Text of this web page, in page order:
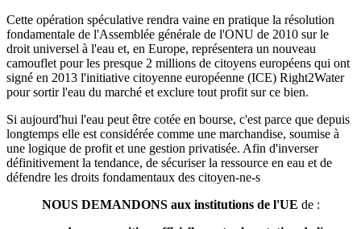
Cette opération spéculative rendra vaine en pratique la résolution
fondamentale de l'Assemblée générale de l'ONU de 2010 sur le
droit universel à l'eau et, en Europe, représentera un nouveau
camouflet pour les presque 2 millions de citoyens européens qui ont
signé en 2013 l'initiative citoyenne européenne (ICE) Right2Water
pour sortir l'eau du marché et exclure tout profit sur ce bien.
Si aujourd'hui l'eau peut être cotée en bourse, c'est parce que depuis
longtemps elle est considérée comme une marchandise, soumise à
une logique de profit et une gestion privatisée. Afin d'inverser
définitivement la tendance, de sécuriser la ressource en eau et de
défendre les droits fondamentaux des citoyen-ne-s
NOUS DEMANDONS aux institutions de l'UE de :